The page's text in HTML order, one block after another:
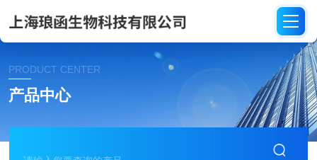
PRODUCT CENTER
产品中心